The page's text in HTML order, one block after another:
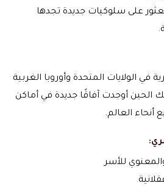
على سلوكيات جديدة تجدها
في الولايات المتحدة وأوروبا الغربية
الحين أوجدت آفاقًا جديدة في أماكن
العالم.
للأسر
.